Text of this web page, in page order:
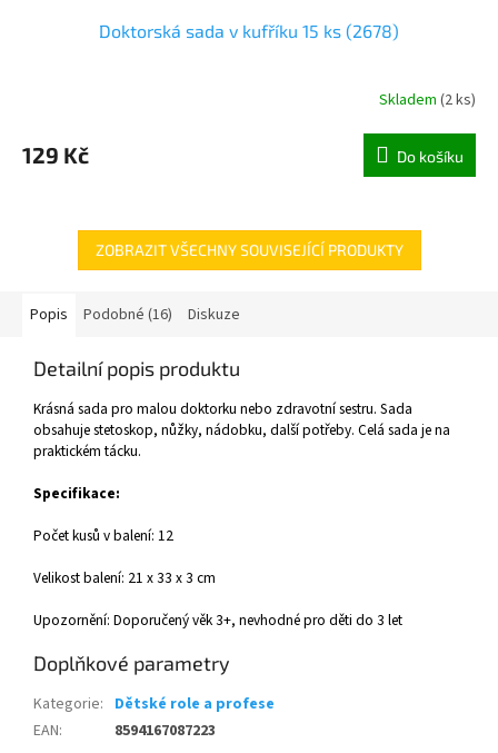
Doktorská sada v kufříku 15 ks (2678)
Skladem (2 ks)
129 Kč Do košíku
ZOBRAZIT VŠECHNY SOUVISEJÍCÍ PRODUKTY
Popis Podobné (16) Diskuze
Detailní popis produktu
Krásná sada pro malou doktorku nebo zdravotní sestru. Sada
obsahuje stetoskop, nůžky, nádobku, další potřeby. Celá sada je na
praktickém tácku.
Specifikace:
Počet kusů v balení: 12
Velikost balení: 21 x 33 x 3 cm
Upozornění: Doporučený věk 3+, nevhodné pro děti do 3 let
Doplňkové parametry
Kategorie: Dětské role a profese
EAN: 8594167087223